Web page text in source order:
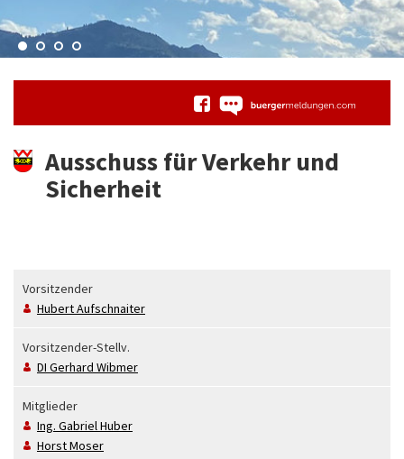
Ausschuss für Verkehr und
Sicherheit
Vorsitzender
HubertAufschnaiter
Vorsitzender-Stellv.
DI Gerhard Wibmer
Mitglieder
Ing. GabrielHuber
HorstMoser